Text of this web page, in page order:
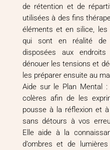
de rétention et de
utilisées à des fins
éléments et en silice, les
qui sont en réalité de
disposées aux
dénouer les tensions et
les préparer ensuite au
Aide sur le Plan Mental
colères afin de les
pousse à la réflexion et
sans détours à vos
Elle aide à la
d’ombres et de